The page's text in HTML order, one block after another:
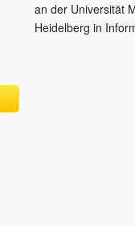
an der Universität
Heidelberg in